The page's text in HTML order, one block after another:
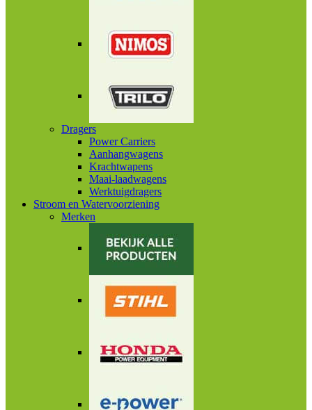
Dragers
Power Carriers
Aanhangwagens
Krachtwapens
Maai-laadwagens
Werktuigdragers
Stroom en Watervoorziening
Merken